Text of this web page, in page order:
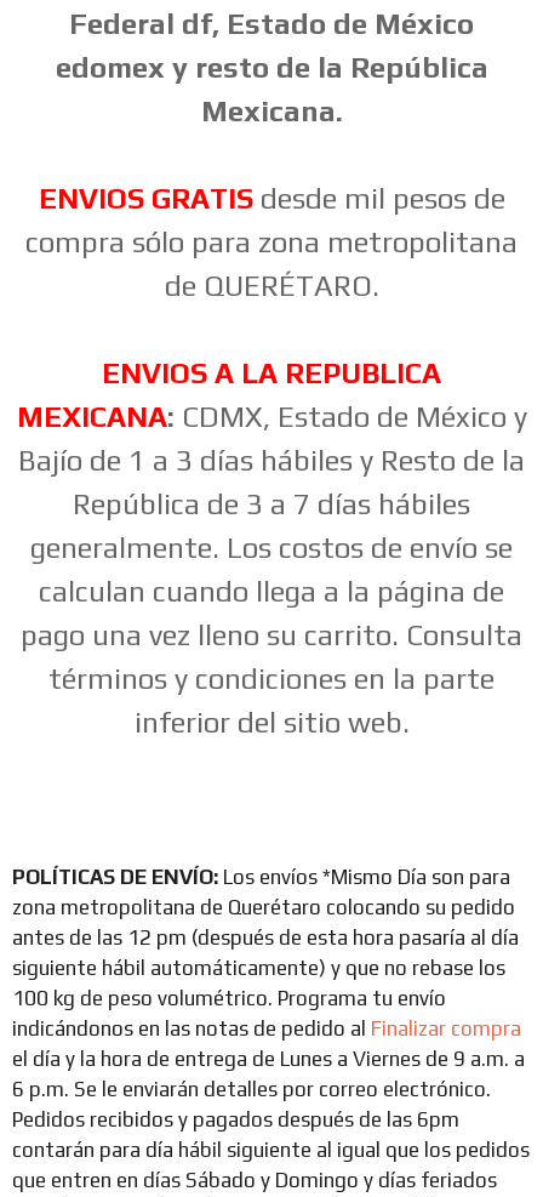
Federal df, Estado de México
edomex y resto de la República
Mexicana.
ENVIOS GRATISdesde mil pesos de
compra sólo para zona metropolitana
de QUERÉTARO.
ENVIOS A LA REPUBLICA
MEXICANA: CDMX, Estado de México y
Bajío de 1 a 3 días hábiles y Resto de la
República de 3 a 7 días hábiles
generalmente. Los costos de envío se
calculan cuando llega a la página de
pago una vez lleno su carrito. Consulta
términos y condiciones en la parte
inferior del sitio web.
POLÍTICAS DE ENVÍO: Los envíos *Mismo Día son para
zona metropolitana de Querétaro colocando su pedido
antes de las 12 pm (después de esta hora pasaría al día
siguiente hábil automáticamente) y que no rebase los
100 kg de peso volumétrico. Programa tu envío
indicándonos en las notas de pedido al Finalizar compra
el día y la hora de entrega de Lunes a Viernes de 9 a.m. a
6 p.m. Se le enviarán detalles por correo electrónico.
Pedidos recibidos y pagados después de las 6pm
contarán para día hábil siguiente al igual que los pedidos
que entren en días Sábado y Domingo y días feriados